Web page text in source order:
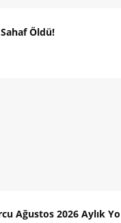
Öldü!
Ağustos 2026 Aylık